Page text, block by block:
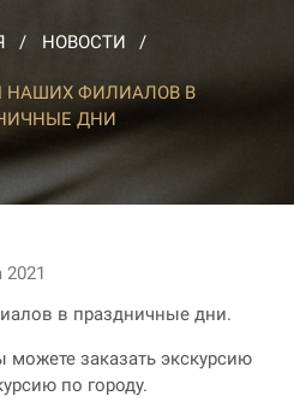
НОВОСТИ
НАШИХ ФИЛИАЛОВ В
ДНИ
2021
в праздничные дни.
заказать экскурсию
по городу.